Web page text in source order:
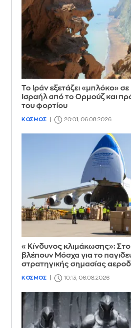
Το Ιράν εξετάζει «μπλόκο»
Ισραήλ από το Ορμούζ και
του φορτίου
ΚΟΣΜΟΣ 20:01, 06.08.2026
«Κίνδυνος κλιμάκωσης»: Στο
βλέπουν Μόσχα για το
στρατηγικής σημασίας
ΚΟΣΜΟΣ 10:13, 06.08.2026